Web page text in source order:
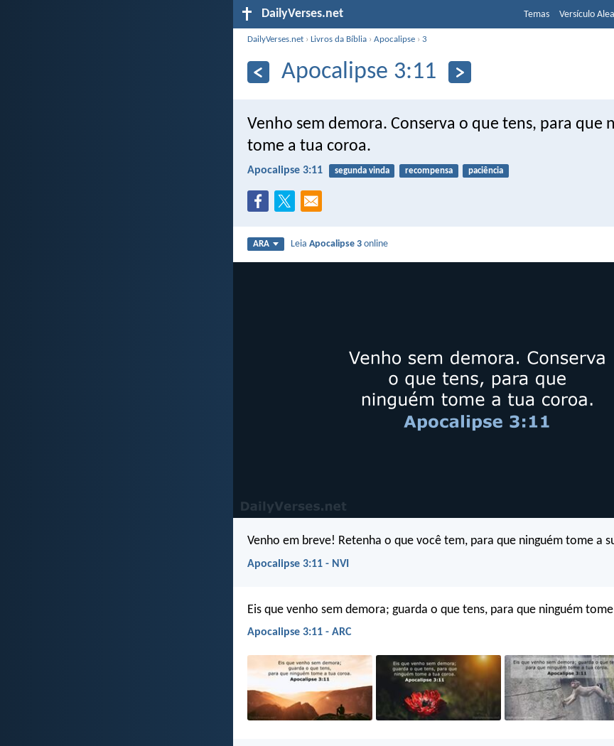
DailyVerses.net Temas Versículo
DailyVerses.net ›Livros da Bíblia ›Apocalipse ›3
Apocalipse 3:11
Venho sem demora. Conserva o que tens, para que
tome a tua coroa.
Apocalipse 3:11 segunda vinda recompensa paciência
ARA LeiaApocalipse 3 online
Venho em breve! Retenha o que você tem, para que ninguém tome a
Apocalipse 3:11 - NVI
Eis que venho sem demora; guarda o que tens, para que ninguém
Apocalipse 3:11 - ARC